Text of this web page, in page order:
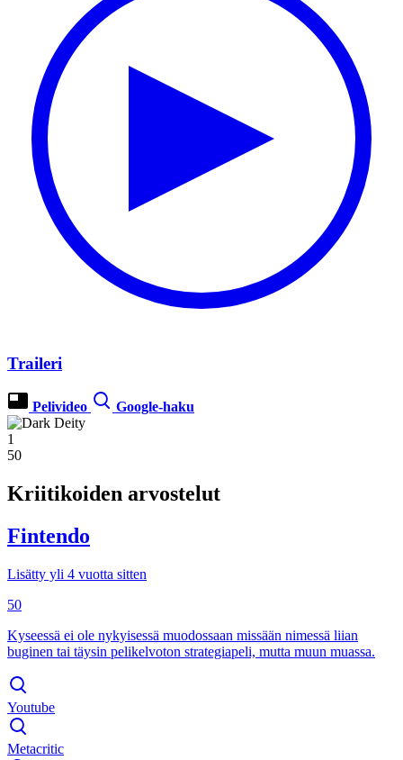
Traileri
Pelivideo Google-haku
1
50
Kriitikoiden arvostelut
Fintendo
Lisätty yli 4 vuotta sitten
50
Kyseessä ei ole nykyisessä muodossaan missään nimessä liian
buginen tai täysin pelikelvoton strategiapeli, mutta muun muassa.
Youtube
Metacritic